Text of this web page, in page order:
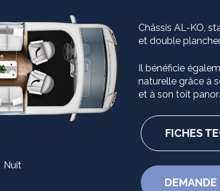
Nuit
Châssis AL-KO,
et double
Il bénéficie
naturelle grâce à
et à son toit
FICHES